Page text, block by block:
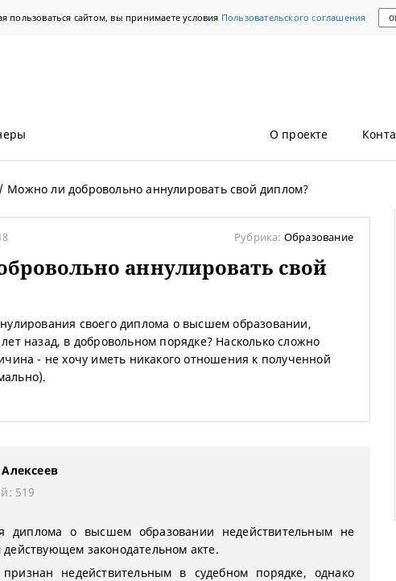
сайтом, вы принимаете условия Пользовательского соглашения
О проекте
Можно ли добровольно аннулировать свой диплом?
Рубрика: Образование
аннулировать свой
своего диплома о высшем образовании,
назад, в добровольном порядке? Насколько сложно
- не хочу иметь никакого отношения к полученной
519
диплома о высшем образовании недействительным не
законодательном акте.
недействительным в судебном порядке, однако